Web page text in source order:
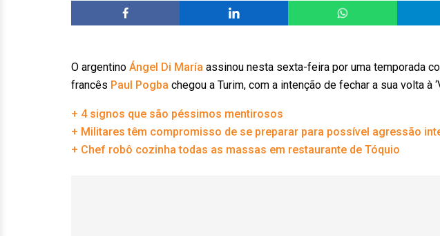
O argentino Ángel Di María assinou nesta sexta-feira por uma temporada
francês Paul Pogba chegou a Turim, com a intenção de fechar a sua volta à
+ 4 signos que são péssimos mentirosos
+ Militares têm compromisso de se preparar para possível agressão
+ Chef robô cozinha todas as massas em restaurante de Tóquio